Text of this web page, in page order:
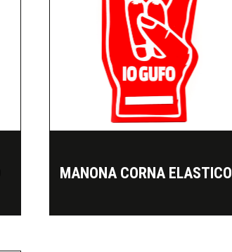
MANONA CORNA ELASTICO